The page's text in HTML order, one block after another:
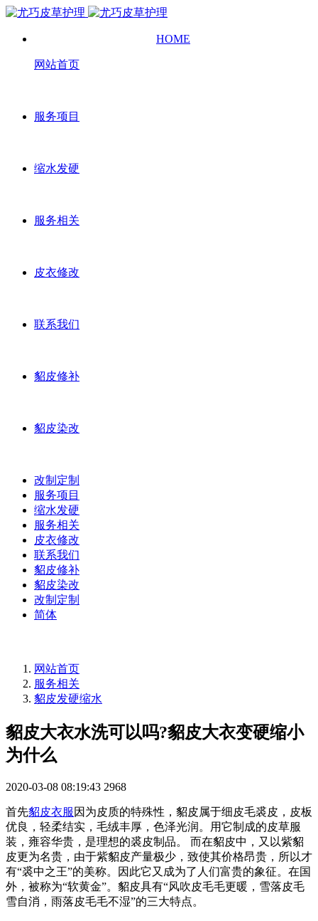
HOME
网站首页
服务项目
缩水发硬
服务相关
皮衣修改
联系我们
貂皮修补
貂皮染改
改制定制
服务项目
缩水发硬
服务相关
皮衣修改
联系我们
貂皮修补
貂皮染改
改制定制
简体
网站首页
服务相关
貂皮发硬缩水
貂皮大衣水洗可以吗?貂皮大衣变硬缩小
为什么
2020-03-08 08:19:43 2968
首先貂皮衣服 因为皮质的特殊性，貂皮属于细皮毛裘皮，皮板
优良，轻柔结实，毛绒丰厚，色泽光润。用它制成的皮草服
装，雍容华贵，是理想的裘皮制品。 而在貂皮中，又以紫貂
皮更为名贵，由于紫貂皮产量极少，致使其价格昂贵，所以才
有“裘中之王”的美称。因此它又成为了人们富贵的象征。在国
外，被称为“软黄金”。貂皮具有“风吹皮毛毛更暖，雪落皮毛
雪自消，雨落皮毛毛不湿”的三大特点。